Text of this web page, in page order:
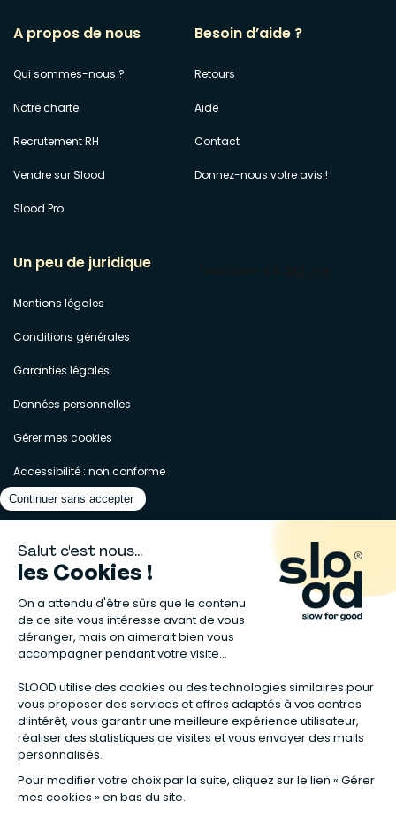
A propos de nous
Qui sommes-nous ?
Notre charte
Recrutement RH
Vendre sur Slood
Slood Pro
Besoin d’aide ?
Retours
Aide
Contact
Donnez-nous votre avis !
Un peu de juridique
Mentions légales
Conditions générales
Garanties légales
Données personnelles
Gérer mes cookies
Accessibilité : non conforme
Matelas naturels⋅Graines bio⋅ Lits bébés en bois⋅Déodorant bio⋅Sapin
en bois⋅Complement alimentaire naturel
Calendrier de l’Avent gourmand⋅Couche bio⋅Anti-nuisible⋅Poeles
Ventilateurs de plafond